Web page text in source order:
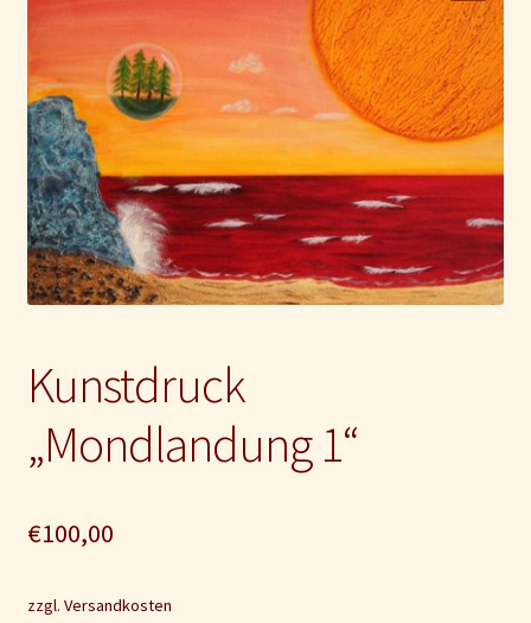
AGB/Widerruf
Versand
Zahlungsarten
Datenschutz
Impressum und Disclaimer
🔍
Kunstdruck
„Mondlandung 1“
€100,00
zzgl. Versandkosten